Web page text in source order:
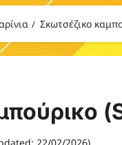
Σκωτσέζικο